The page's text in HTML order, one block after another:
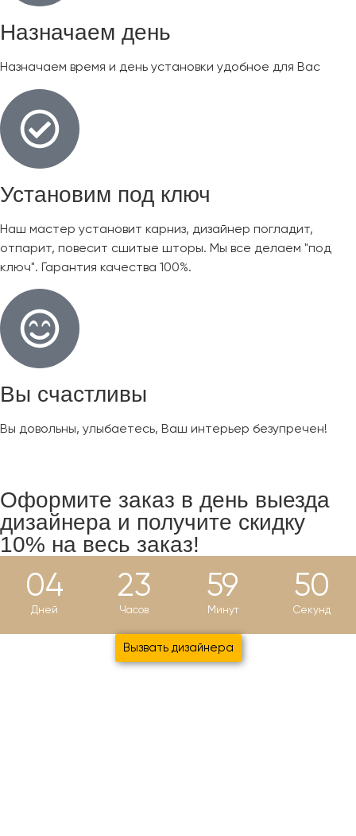
Назначаем день
Назначаем время и день установки удобное для Вас
Установим под ключ
Наш мастер установит карниз, дизайнер погладит,
отпарит, повесит сшитые шторы. Мы все делаем "под
ключ". Гарантия качества 100%.
Вы счастливы
Вы довольны, улыбаетесь, Ваш интерьер безупречен!
Оформите заказ в день выезда
дизайнера и получите скидку
10% на весь заказ!
04
Дней
23
Часов
59
Минут
49
Секунд
Вызвать дизайнера